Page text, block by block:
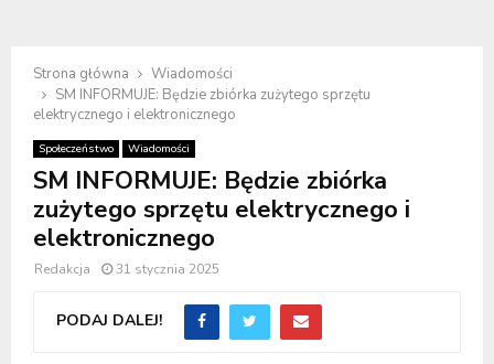
Strona główna
Wiadomości
SM INFORMUJE: Będzie zbiórka zużytego sprzętu
elektrycznego i elektronicznego
Społeczeństwo Wiadomości
SM INFORMUJE: Będzie zbiórka
zużytego sprzętu elektrycznego i
elektronicznego
Redakcja 31 stycznia 2025
PODAJ DALEJ!